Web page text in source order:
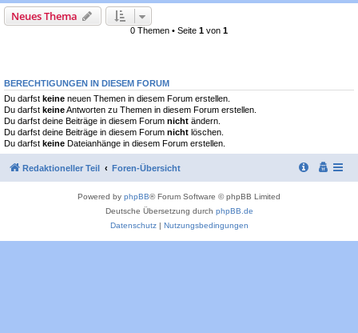
Neues Thema
0 Themen • Seite 1 von 1
BERECHTIGUNGEN IN DIESEM FORUM
Du darfst keine neuen Themen in diesem Forum erstellen.
Du darfst keineAntworten zu Themen in diesem Forum erstellen.
Du darfst deine Beiträge in diesem Forum nicht ändern.
Du darfst deine Beiträge in diesem Forum nicht löschen.
Du darfst keine Dateianhänge in diesem Forum erstellen.
Redaktioneller Teil Foren-Übersicht
Powered by phpBB® Forum Software © phpBB Limited
Deutsche Übersetzung durch phpBB.de
Datenschutz| Nutzungsbedingungen